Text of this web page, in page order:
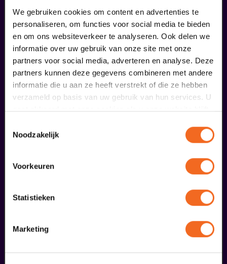
We gebruiken cookies om content en advertenties te
personaliseren, om functies voor social media te bieden
en om ons websiteverkeer te analyseren. Ook delen we
informatie over uw gebruik van onze site met onze
partners voor social media, adverteren en analyse. Deze
partners kunnen deze gegevens combineren met andere
informatie die u aan ze heeft verstrekt of die ze hebben
verzameld op basis van uw gebruik van hun services. U
gaat akkoord met onze cookies als u onze website blijft
Noodzakelijk
Voorkeuren
Statistieken
Marketing
Begin bij SIN
€ 39,50
liefhebbers bestelden ook...
09
september